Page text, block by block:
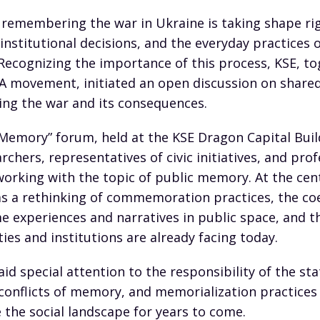
the war in Ukraine is taking shape
decisions, and the everyday practices
the importance of this process, KSE,
movement, initiated an open discussion on
the war and its consequences.
forum, held at the KSE Dragon Capital
representatives of civic initiatives, and
with the topic of public memory. At the
a rethinking of commemoration practices, the
experiences and narratives in public space, and
and institutions are already facing today.
special attention to the responsibility of the
of memory, and memorialization
social landscape for years to come.